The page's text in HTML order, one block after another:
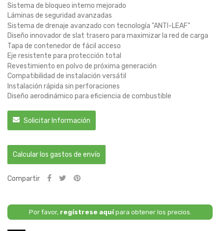
Sistema de bloqueo interno mejorado
Láminas de seguridad avanzadas
Sistema de drenaje avanzado con tecnología "ANTI-LEAF"
Diseño innovador de slat trasero para maximizar la red de carga
Tapa de contenedor de fácil acceso
Eje resistente para protección total
Revestimiento en polvo de próxima generación
Compatibilidad de instalación versátil
Instalación rápida sin perforaciones
Diseño aerodinámico para eficiencia de combustible
Solicitar Información
Calcular los gastos de envío
Compartir
Por favor, regístrese aquípara obtener los precios.